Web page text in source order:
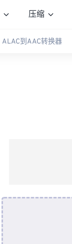
压缩
ALAC到AAC转换器